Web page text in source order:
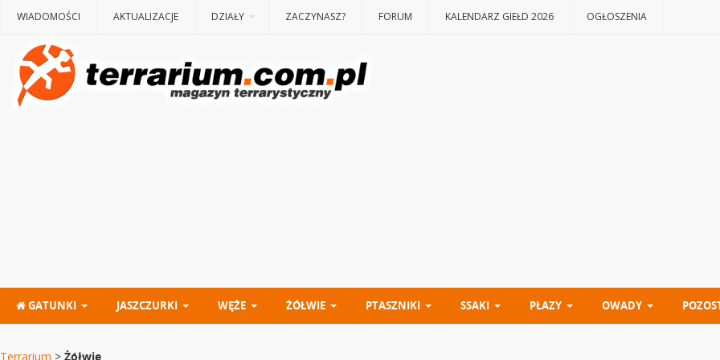
WIADOMOŚCI AKTUALIZACJE DZIAŁY ZACZYNASZ? FORUM KALENDARZ GIEŁD 2026 OGŁOSZENIA
GATUNKI JASZCZURKI WĘŻE ŻÓŁWIE PTASZNIKI SSAKI PŁAZY OWADY
Terrarium > Żółwie